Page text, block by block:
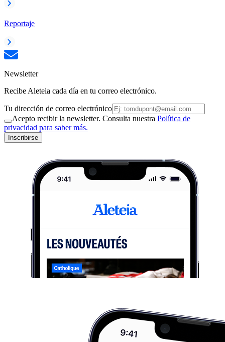
Reportaje
Newsletter
Recibe Aleteia cada día en tu correo electrónico.
Tu dirección de correo electrónico
Acepto recibir la newsletter. Consulta nuestra Política de
privacidad para saber más.
Inscribirse